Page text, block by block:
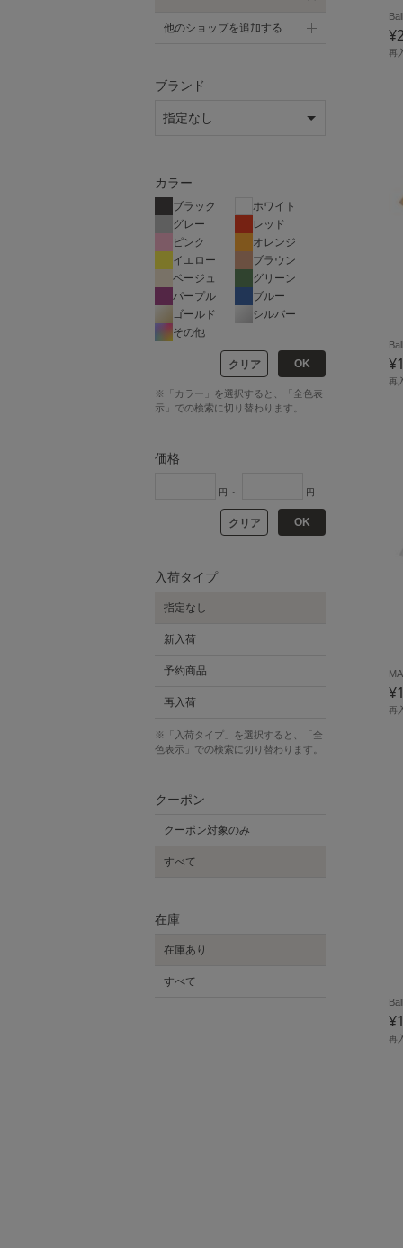
再
再
再
再
他のショップを追加する
ブランド
カラー
ブラック
ホワイト
グレー
レッド
ピンク
オレンジ
イエロー
ブラウン
ベージュ
グリーン
パープル
ブルー
ゴールド
シルバー
その他
クリア OK
※「カラー」を選択すると、「全色表
示」での検索に切り替わります。
価格
円 ～ 円
クリア OK
入荷タイプ
指定なし
新入荷
予約商品
再入荷
※「入荷タイプ」を選択すると、「全
色表示」での検索に切り替わります。
クーポン
クーポン対象のみ
すべて
在庫
在庫あり
すべて